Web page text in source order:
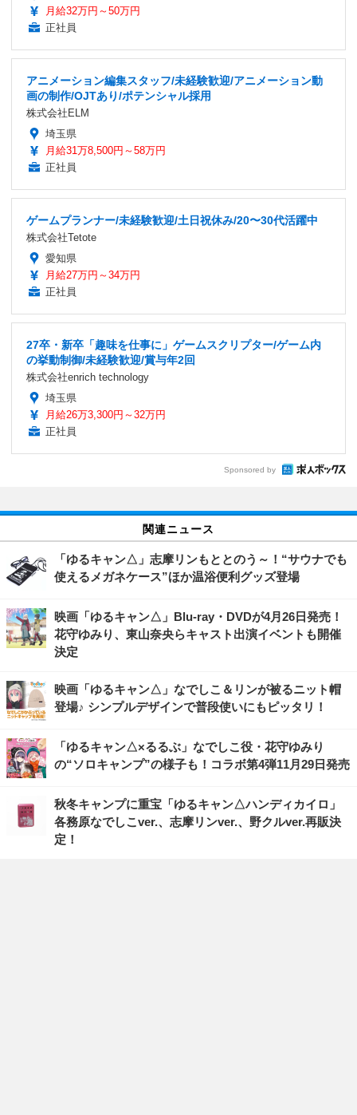
月給32万円～50万円
正社員
アニメーション編集スタッフ/未経験歓迎/アニメーション動
画の制作/OJTあり/ポテンシャル採用
株式会社ELM
埼玉県
月給31万8,500円～58万円
正社員
ゲームプランナー/未経験歓迎/土日祝休み/20〜30代活躍中
株式会社Tetote
愛知県
月給27万円～34万円
正社員
27卒・新卒「趣味を仕事に」ゲームスクリプター/ゲーム内
の挙動制御/未経験歓迎/賞与年2回
株式会社enrich technology
埼玉県
月給26万3,300円～32万円
正社員
Sponsored by
関連ニュース
「ゆるキャン△」志摩リンもととのう～！“サウナでも
使えるメガネケース”ほか温浴便利グッズ登場
映画「ゆるキャン△」Blu-ray・DVDが4月26日発売！
花守ゆみり、東山奈央らキャスト出演イベントも開催
決定
映画「ゆるキャン△」なでしこ＆リンが被るニット帽
登場♪ シンプルデザインで普段使いにもピッタリ！
「ゆるキャン△×るるぶ」なでしこ役・花守ゆみり
の“ソロキャンプ”の様子も！コラボ第4弾11月29日発売
秋冬キャンプに重宝「ゆるキャン△ハンディカイロ」
各務原なでしこver.、志摩リンver.、野クルver.再販決
定！